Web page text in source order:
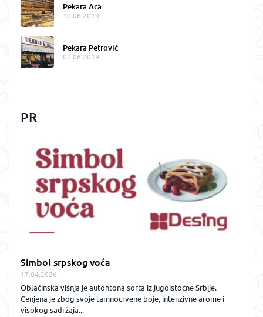
Pekara Aca
10.06.2019
Pekara Petrović
07.06.2019
PR
Simbol srpskog voća
17.04.2026
Oblačinska višnja je autohtona sorta iz jugoistočne Srbije.
Cenjena je zbog svoje tamnocrvene boje, intenzivne arome i
visokog sadržaja...